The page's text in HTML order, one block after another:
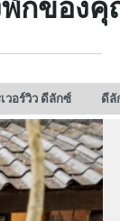
วอร์วิว ดีลักซ์ ดีลั